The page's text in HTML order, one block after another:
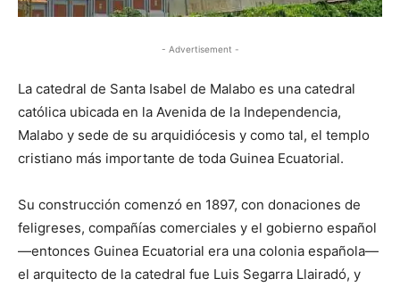
- Advertisement -
La catedral de Santa Isabel de Malabo es una catedral
católica ubicada en la Avenida de la Independencia,
Malabo y sede de su arquidiócesis y como tal, el templo
cristiano más importante de toda Guinea Ecuatorial.
Su construcción comenzó en 1897, con donaciones de
feligreses, compañías comerciales y el gobierno español
—entonces Guinea Ecuatorial era una colonia española—
el arquitecto de la catedral fue Luis Segarra Llairadó, y